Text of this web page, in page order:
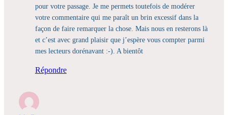
pour votre passage. Je me permets toutefois de modérer
votre commentaire qui me paraît un brin excessif dans la
façon de faire remarquer la chose. Mais nous en resterons là
et c’est avec grand plaisir que j’espère vous compter parmi
mes lecteurs dorénavant :-). A bientôt
Répondre